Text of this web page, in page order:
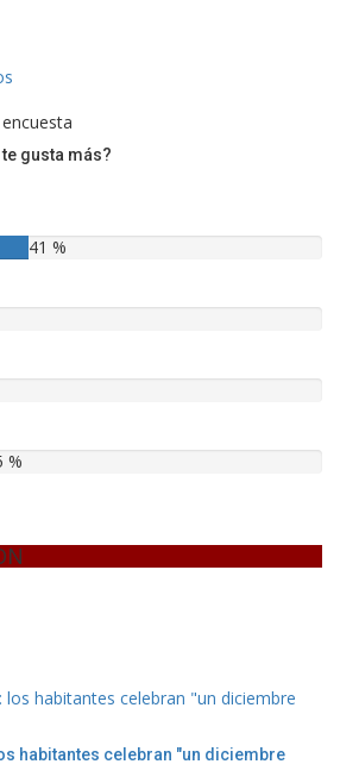
gusta más?
41 %
%
habitantes celebran "un diciembre